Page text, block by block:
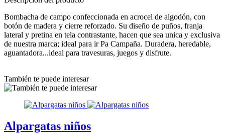
Bombacha de campo confeccionada en acrocel de algodón, con
botón de madera y cierre reforzado. Su diseño de puños, franja
lateral y pretina en tela contrastante, hacen que sea unica y exclusiva
de nuestra marca; ideal para ir Pa Campaña. Duradera, heredable,
aguantadora...ideal para travesuras, juegos y disfrute.
También te puede interesar
Alpargatas niños